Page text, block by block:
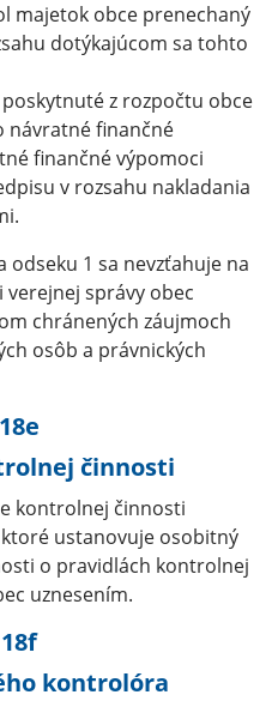
majetok obce prenechaný
dotýkajúcom sa tohto
z rozpočtu obce
návratné finančné
finančné výpomoci
v rozsahu nakladania
1 sa nevzťahuje na
správy obec
chránených záujmoch
osôb a právnických
činnosti
kontrolnej činnosti
ustanovuje osobitný
o pravidlách kontrolnej
uznesením.
kontrolóra